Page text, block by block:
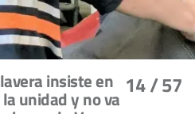
14/ 57
insiste en
unidad y no va